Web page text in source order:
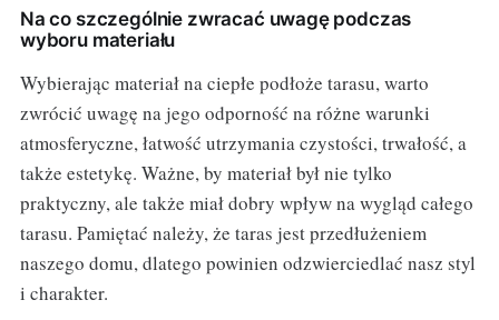
Na co szczególnie zwracać uwagę podczas
wyboru materiału
Wybierając materiał na ciepłe podłoże tarasu, warto
zwrócić uwagę na jego odporność na różne warunki
atmosferyczne, łatwość utrzymania czystości, trwałość, a
także estetykę. Ważne, by materiał był nie tylko
praktyczny, ale także miał dobry wpływ na wygląd całego
tarasu. Pamiętać należy, że taras jest przedłużeniem
naszego domu, dlatego powinien odzwierciedlać nasz styl
i charakter.